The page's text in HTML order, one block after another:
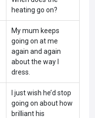
heating go on?
My mum keeps
going on at me
again and again
about the way I
dress.
I just wish he’d stop
going on about how
brilliant his